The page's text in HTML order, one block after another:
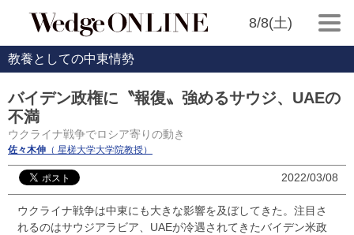
8/8(土)
教養としての中東情勢
バイデン政権に〝報復〟強めるサウジ、UAEの
不満
ウクライナ戦争でロシア寄りの動き
佐々木伸 （ 星槎大学大学院教授）
2022/03/08
ウクライナ戦争は中東にも大きな影響を及ぼしてきた。注目さ
れるのはサウジアラビア、UAEが冷遇されてきたバイデン米政